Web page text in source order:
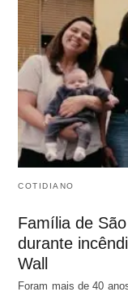
COTIDIANO
Família de
durante
Wall
Foram mais de 40